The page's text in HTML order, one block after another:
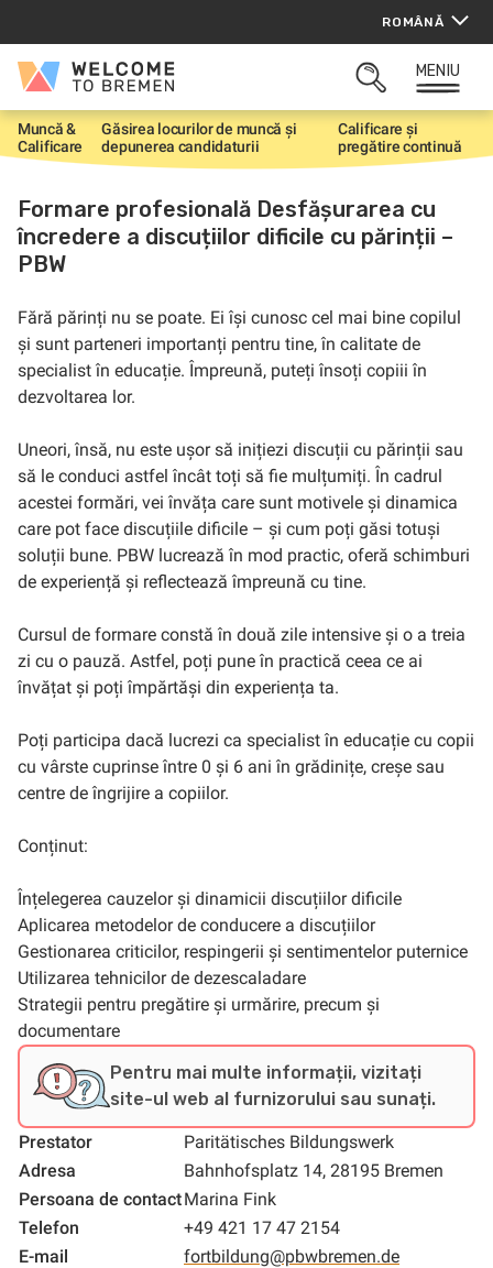
conținut
ROMÂNĂ
Welcome
Bremen
CĂUTARE
MENIU
P
r
m
a
p
g
ă
Muncă &
Calificare
Găsirea locurilor de muncă și
depunerea candidaturii
Calificare și
pregătire continuă
Formare profesională Desfășurarea cu
încredere a discuțiilor dificile cu părinții –
PBW
Fără părinți nu se poate. Ei își cunosc cel mai bine copilul
și sunt parteneri importanți pentru tine, în calitate de
specialist în educație. Împreună, puteți însoți copiii în
dezvoltarea lor.
Uneori, însă, nu este ușor să inițiezi discuții cu părinții sau
să le conduci astfel încât toți să fie mulțumiți. În cadrul
acestei formări, vei învăța care sunt motivele și dinamica
care pot face discuțiile dificile – și cum poți găsi totuși
soluții bune. PBW lucrează în mod practic, oferă schimburi
de experiență și reflectează împreună cu tine.
Cursul de formare constă în două zile intensive și o a treia
zi cu o pauză. Astfel, poți pune în practică ceea ce ai
învățat și poți împărtăși din experiența ta.
Poți participa dacă lucrezi ca specialist în educație cu copii
cu vârste cuprinse între 0 și 6 ani în grădinițe, creșe sau
centre de îngrijire a copiilor.
Conținut:
Înțelegerea cauzelor și dinamicii discuțiilor dificile
Aplicarea metodelor de conducere a discuțiilor
Gestionarea criticilor, respingerii și sentimentelor puternice
Utilizarea tehnicilor de dezescaladare
Strategii pentru pregătire și urmărire, precum și
documentare
Pentru mai multe informații, vizitați
site-ul web al furnizorului sau sunați.
Prestator
Paritätisches Bildungswerk
Adresa
Bahnhofsplatz 14, 28195 Bremen
Persoana de contactMarina Fink
Telefon
+49 421 17 47 2154
E-mail
fortbildung@pbwbremen.de